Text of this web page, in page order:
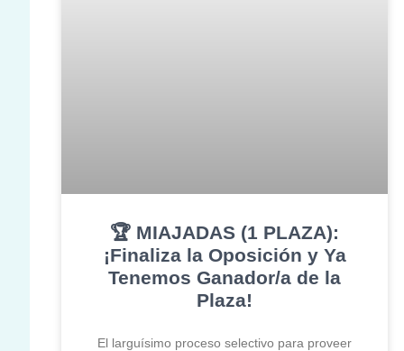
🏆 MIAJADAS (1 PLAZA):
¡Finaliza la Oposición y Ya
Tenemos Ganador/a de la
Plaza!
El larguísimo proceso selectivo para proveer